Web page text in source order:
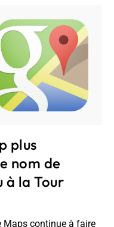
plus
nom de
à la Tour
Maps continue à faire